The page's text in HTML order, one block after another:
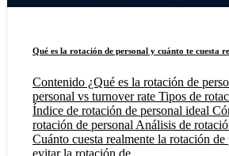
Qué es la rotación de personal y cuánto te cuesta
Contenido ¿Qué es la rotación de
personal vs turnover rate Tipos de
Índice de rotación de personal ideal
rotación de personal Análisis de
Cuánto cuesta realmente la rotación
evitar la rotación de ...